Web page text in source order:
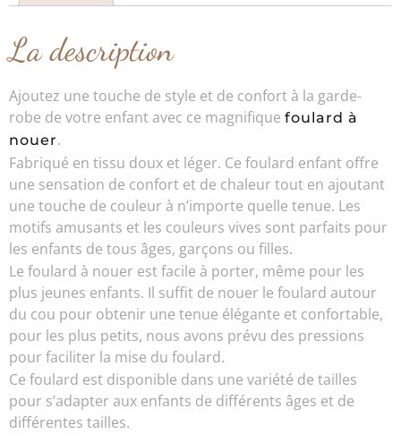
La description
Ajoutez une touche de style et de confort à la garde-
robe de votre enfant avec ce magnifique foulard à
nouer.
Fabriqué en tissu doux et léger. Ce foulard enfant offre
une sensation de confort et de chaleur tout en ajoutant
une touche de couleur à n’importe quelle tenue. Les
motifs amusants et les couleurs vives sont parfaits pour
les enfants de tous âges, garçons ou filles.
Le foulard à nouer est facile à porter, même pour les
plus jeunes enfants. Il suffit de nouer le foulard autour
du cou pour obtenir une tenue élégante et confortable,
pour les plus petits, nous avons prévu des pressions
pour faciliter la mise du foulard.
Ce foulard est disponible dans une variété de tailles
pour s’adapter aux enfants de différents âges et de
différentes tailles.